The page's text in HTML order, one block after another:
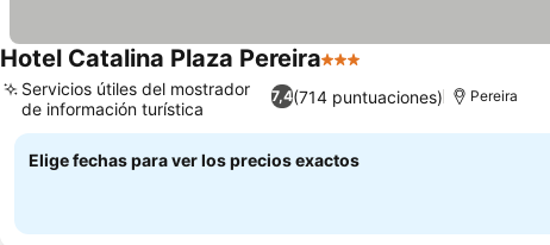
Hotel Catalina Plaza Pereira3 Estrellas
7,4(714 puntuaciones)
Servicios útiles del mostrador
de información turística
Pereira
Elige fechas para ver los precios exactos